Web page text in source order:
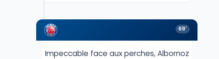
69'
Impeccable face aux perches, Albornoz